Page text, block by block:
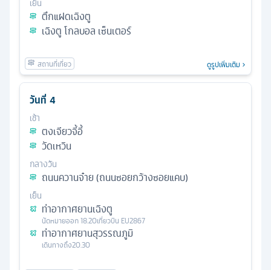
เย็น
ตึกแฝดเฉิงตู
เฉิงตู โกลบอล เซ็นเตอร์
ดูรูปเพิ่มเติม
วันที่ 4
เช้า
ตงเจียวจี้อี้
วัดเหวิน
กลางวัน
ถนนควานจ๋าย (ถนนซอยกว้างซอยแคบ)
เย็น
ท่าอากาศยานเฉิงตู
นัดหมายออก18.20เที่ยวบิน EU2867
ท่าอากาศยานสุวรรณภูมิ
เดินทางถึง20.30